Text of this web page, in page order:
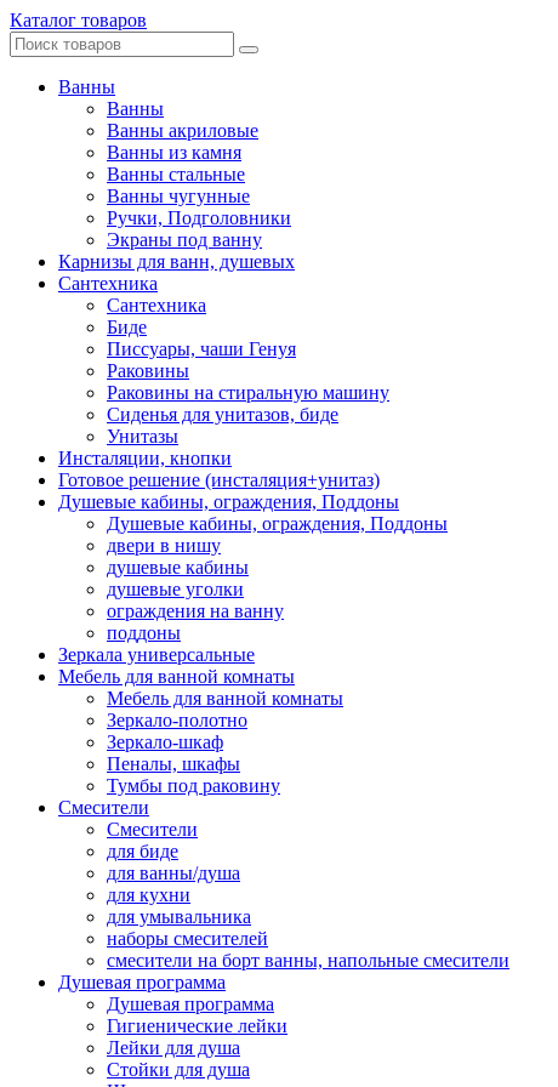
Каталог товаров
Ванны
Ванны
Ванны акриловые
Ванны из камня
Ванны стальные
Ванны чугунные
Ручки, Подголовники
Экраны под ванну
Карнизы для ванн, душевых
Сантехника
Сантехника
Биде
Писсуары, чаши Генуя
Раковины
Раковины на стиральную машину
Сиденья для унитазов, биде
Унитазы
Инсталяции, кнопки
Готовое решение (инсталяция+унитаз)
Душевые кабины, ограждения, Поддоны
Душевые кабины, ограждения, Поддоны
двери в нишу
душевые кабины
душевые уголки
ограждения на ванну
поддоны
Зеркала универсальные
Мебель для ванной комнаты
Мебель для ванной комнаты
Зеркало-полотно
Зеркало-шкаф
Пеналы, шкафы
Тумбы под раковину
Смесители
Смесители
для биде
для ванны/душа
для кухни
для умывальника
наборы смесителей
смесители на борт ванны, напольные смесители
Душевая программа
Душевая программа
Гигиенические лейки
Лейки для душа
Стойки для душа